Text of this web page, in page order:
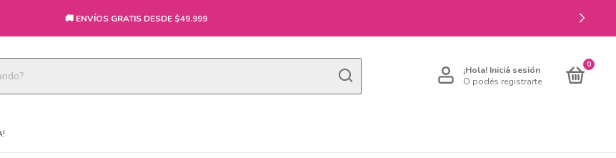
🚚 ENVÍOS GRATIS DESDE $49.999
¡Hola! Iniciá sesión
O podés registrarte
0